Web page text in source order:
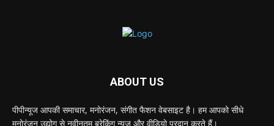
ABOUT US
पीपीन्यूज आपकी समाचार, मनोरंजन, संगीत फैशन वेबसाइट है। हम आपको सीधे
मनोरंजन उद्योग से नवीनतम ब्रेकिंग न्यूज़ और वीडियो प्रदान करते हैं।